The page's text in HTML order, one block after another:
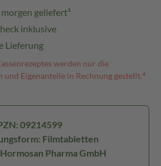
geliefert³
inklusive
Lieferung
werden nur die
und Eigenanteile in Rechnung gestellt.⁴
09214599
Filmtabletten
Pharma GmbH